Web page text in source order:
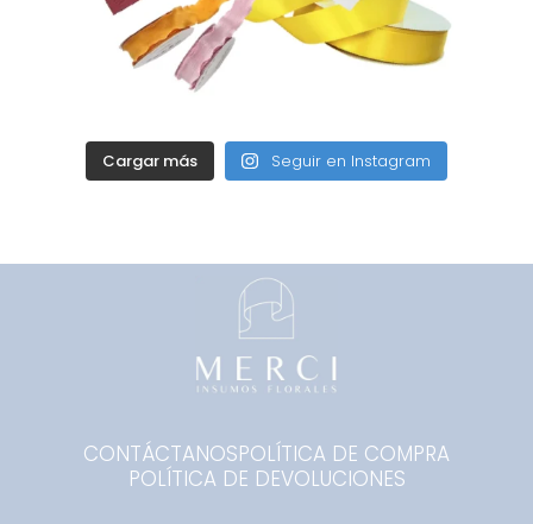
Cargar más Seguir en Instagram
CONTÁCTANOSPOLÍTICA DE COMPRA
POLÍTICA DE DEVOLUCIONES